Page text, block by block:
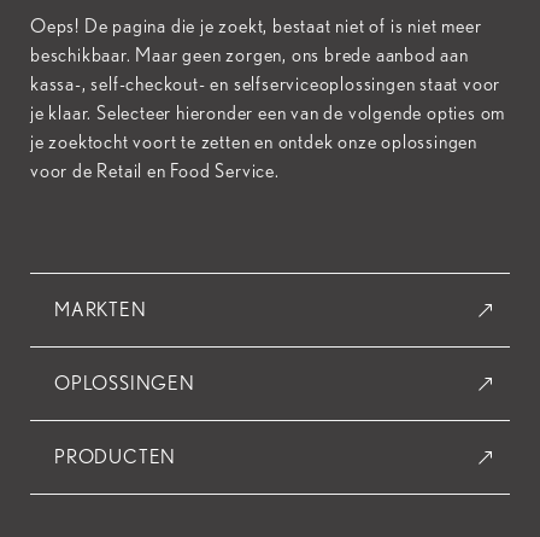
Oeps! De pagina die je zoekt, bestaat niet of is niet meer
beschikbaar. Maar geen zorgen, ons brede aanbod aan
kassa-, self-checkout- en selfserviceoplossingen staat voor
je klaar. Selecteer hieronder een van de volgende opties om
je zoektocht voort te zetten en ontdek onze oplossingen
voor de Retail en Food Service.
MARKTEN
OPLOSSINGEN
PRODUCTEN